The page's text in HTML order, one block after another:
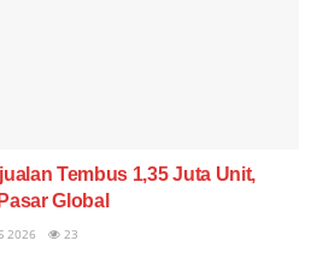
Tembus 1,35 Juta Unit,
Global
2026 23